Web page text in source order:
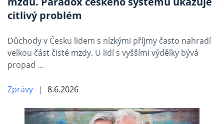
citlivý problém
Důchody v Česku lidem s nízkými příjmy často nahradí
velkou část čisté mzdy. U lidí s vyššími výdělky bývá
propad …
Zprávy 8.6.2026